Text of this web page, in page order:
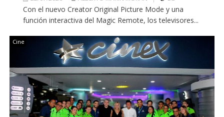
Con el nuevo Creator Original Picture Mode y una
función interactiva del Magic Remote, los televisores...
Cine